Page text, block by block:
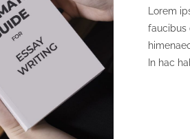
Lorem
faucibus
In hac